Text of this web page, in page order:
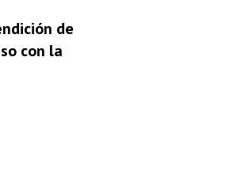
de
con la